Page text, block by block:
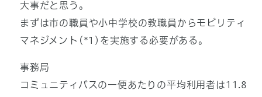
大事だと思う。
まずは市の職員や小中学校の教職員からモビリティ
マネジメント(*1)を実施する必要がある。
事務局
コミュニティバスの一便あたりの平均利用者は11.8